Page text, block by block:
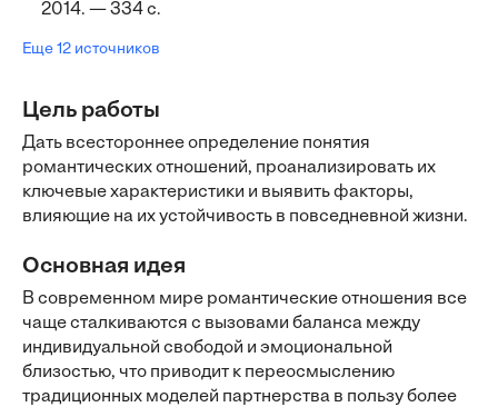
2014. — 334 с.
Еще 12 источников
Цель работы
Дать всестороннее определение понятия
романтических отношений, проанализировать их
ключевые характеристики и выявить факторы,
влияющие на их устойчивость в повседневной жизни.
Основная идея
В современном мире романтические отношения все
чаще сталкиваются с вызовами баланса между
индивидуальной свободой и эмоциональной
близостью, что приводит к переосмыслению
традиционных моделей партнерства в пользу более